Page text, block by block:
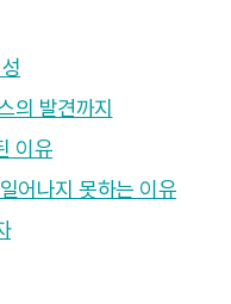
의 발견까지
이유
어나지 못하는 이유